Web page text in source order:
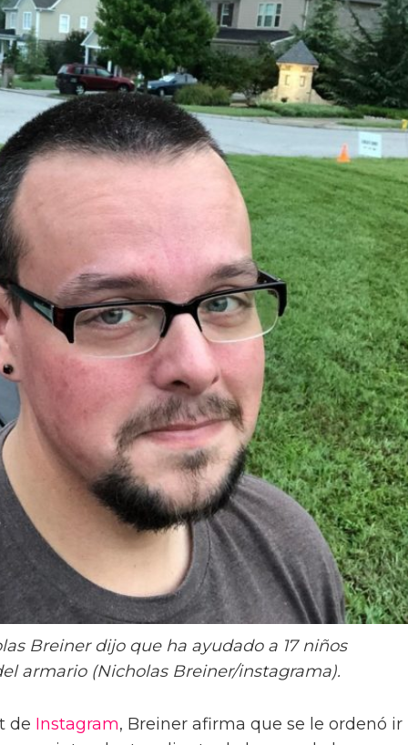
Breiner dijo que ha ayudado a 17 niños
armario (Nicholas Breiner/instagrama).
de Instagram, Breiner afirma que se le ordenó ir